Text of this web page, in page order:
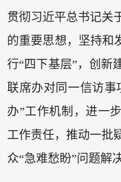
贯彻习近平总书记关
的重要思想，坚持和
行“四下基层”，创新
联席办对同一信访事
办”工作机制，进一
工作责任，推动一批
众“急难愁盼”问题解决